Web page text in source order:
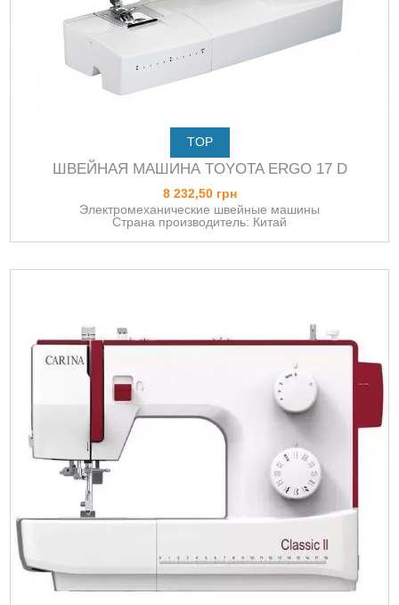
TOP
ШВЕЙНАЯ МАШИНА TOYOTA ERGO 17 D
8 232,50 грн
Электромеханические швейные машины
Страна производитель: Китай